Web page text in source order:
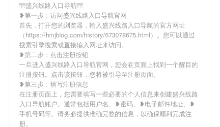
🌁盛兴线路入口导航🌁
❥第一步：访问盛兴线路入口导航官网
首先，打开您的浏览器，输入盛兴线路入口导航的官方网址
（https://hmjblog.com/history/673078675.html）。您可以通过
搜索引擎搜索或直接输入网址来访问。
❥第二步：点击注册按钮
一旦进入盛兴线路入口导航官网，您会在页面上找到一个醒目的
注册按钮。点击该按钮，您将被引导至注册页面。
❥第三步：填写注册信息
在注册页面上，您需要填写一些必要的个人信息来创建盛兴线路
入口导航账户。通常包括用户名、❥密码、❥电子邮件地址、❥
手机号码等。请务必提供准确完整的信息，以确保顺利完成注
册。